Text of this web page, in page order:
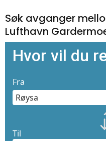
Søk avganger
Lufthavn
Hvor vil du
Fra
Til